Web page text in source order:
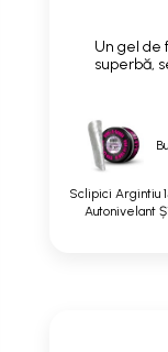
Un gel de
superbă,
Sclipici Argintiu
Autonivelant